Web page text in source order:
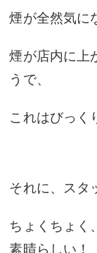
煙が全然気に
煙が店内に上
うで、
これはびっく
それに、スタ
ちょくちょく
素晴らしい！